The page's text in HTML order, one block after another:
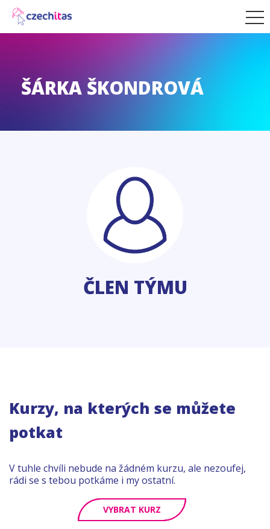
ŠÁRKA ŠKONDROVÁ
ČLEN TÝMU
Kurzy, na kterých se můžete
potkat
V tuhle chvíli nebude na žádném kurzu, ale nezoufej,
rádi se s tebou potkáme i my ostatní.
VYBRAT KURZ